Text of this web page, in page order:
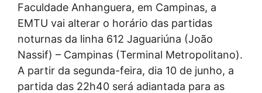
Faculdade Anhanguera, em Campinas, a
EMTU vai alterar o horário das partidas
noturnas da linha 612 Jaguariúna (João
Nassif) – Campinas (Terminal Metropolitano).
A partir da segunda-feira, dia 10 de junho, a
partida das 22h40 será adiantada para as